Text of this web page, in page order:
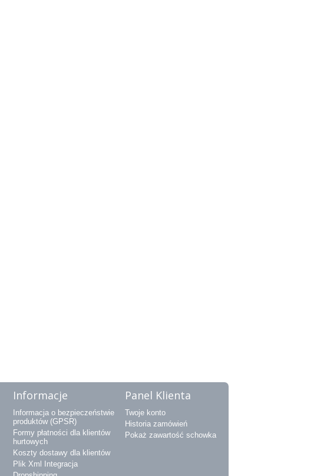
Informacje
Informacja o bezpieczeństwie
produktów (GPSR)
Formy płatności dla klientów
hurtowych
Koszty dostawy dla klientów
Plik Xml Integracja
Panel Klienta
Twoje konto
Historia zamówień
Pokaż zawartość schowka